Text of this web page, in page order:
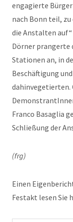
engagierte
nach Bonn teil, zu
die Anstalten
Dörner prangerte
Stationen an, in
Beschäftigung
dahinvegetierten.
Franco Basaglia
Schließung der
(frg)
Einen
Festakt lesen Sie